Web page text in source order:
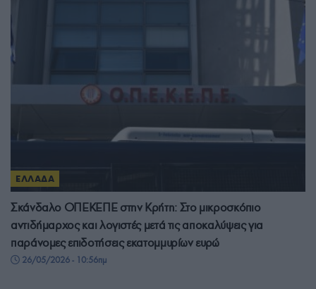
ΕΛΛΑΔΑ
Σκάνδαλο ΟΠΕΚΕΠΕ στην Κρήτη: Στο μικροσκόπιο
αντιδήμαρχος και λογιστές μετά τις αποκαλύψεις για
παράνομες επιδοτήσεις εκατομμυρίων ευρώ
26/05/2026 - 10:56πμ